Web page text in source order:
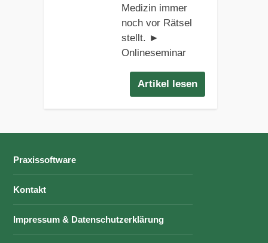
Medizin immer
noch vor Rätsel
stellt. ►
Onlineseminar
Artikel lesen
Praxissoftware
Kontakt
Impressum & Datenschutzerklärung